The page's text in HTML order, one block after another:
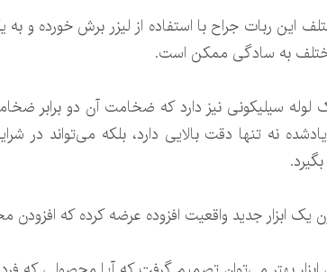
این ربات جراح با استفاده از لیزر برش خورده و
به سادگی ممکن است.
لوله سیلیکونی نیز دارد که ضخامت آن دو برابر
نه تنها دقت بالایی دارد، بلکه می‌تواند در
یک ابزار جدید واقعیت افزوده عرضه کرده که